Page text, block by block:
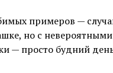
примеров —
но с
— просто будний